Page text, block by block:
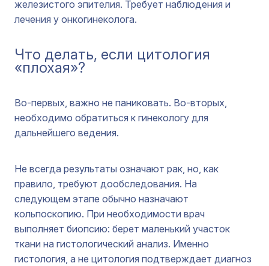
железистого эпителия. Требует наблюдения и
лечения у онкогинеколога.
Что делать, если цитология
«плохая»?
Во-первых, важно не паниковать. Во-вторых,
необходимо обратиться к гинекологу для
дальнейшего ведения.
Не всегда результаты означают рак, но, как
правило, требуют дообследования. На
следующем этапе обычно назначают
кольпоскопию. При необходимости врач
выполняет биопсию: берет маленький участок
ткани на гистологический анализ. Именно
гистология, а не цитология подтверждает диагноз